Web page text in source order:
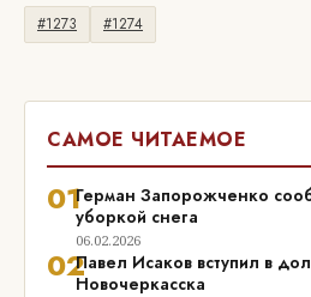
#1273 #1274
САМОЕ ЧИТАЕМОЕ
01Герман Запорожченко
уборкой снега
06.02.2026
02Павел Исаков вступил в
Новочеркасска